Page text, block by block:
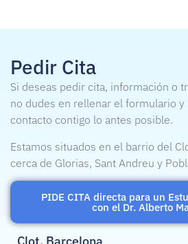
Pedir Cita
Si deseas pedir cita, información o
no dudes en rellenar el formulario
contacto contigo lo antes posible.
Estamos situados en el barrio del
cerca de Glorias, Sant Andreu y
PIDE CITA directa para un
con el Dr. Alberto
Clot, Barcelona